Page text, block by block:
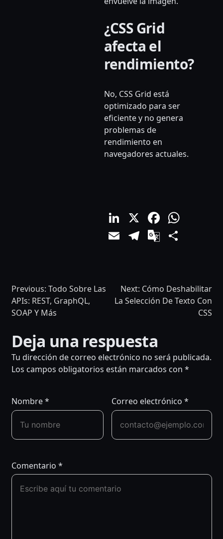
¿CSS Grid
afecta el
rendimiento?
No, CSS Grid está
optimizado para ser
eficiente y no genera
problemas de
rendimiento en
navegadores actuales.
LinkedIn
X
EmailTelegram
Google
NAVEGACIÓN
DE
ENTRADAS
Previous: Todo Sobre Las
APIs: REST, GraphQL,
SOAP Y Más
Next: Cómo Deshabilitar
La Selección De Texto Con
CSS
Deja una respuesta
Tu dirección de correo electrónico no será publicada.
Los campos obligatorios están marcados con *
Nombre* Correo electrónico *
Comentario *